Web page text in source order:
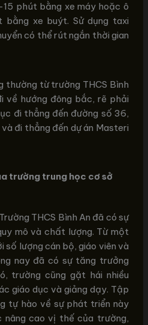
phút bằng xe máy hoặc ô
xe buýt. Sử dụng taxi
có thể rút ngắn thời gian
thường từ trường THCS Bình
về hướng đông bắc, rẽ phải
đi thẳng đến đường số 36,
đi thẳng đến dự án Masteri
trường trung học cơ sở
THCS Bình An đã có sự
mô và chất lượng. Từ một
lượng cán bộ, giáo viên và
nay đã có sự tăng trưởng
trường cũng gặt hái nhiều
giáo dục và giảng dạy. Tập
tự hào về sự phát triển này
nâng cao vị thế của trường,